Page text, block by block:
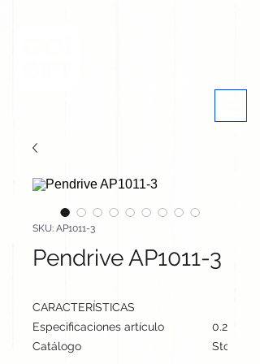
SKU: AP1011-3
Pendrive AP1011-3
CARACTERÍSTICAS
Especificaciones artículo
0.2 cm /
Catálogo
Stock